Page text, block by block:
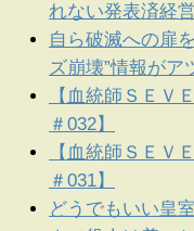
れない発表済経
自ら破滅への扉
ズ崩壊”情報がア
【血統師ＳＥＶ
＃032】
【血統師ＳＥＶ
＃031】
どうでもいい皇